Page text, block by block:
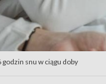
snu w ciągu doby